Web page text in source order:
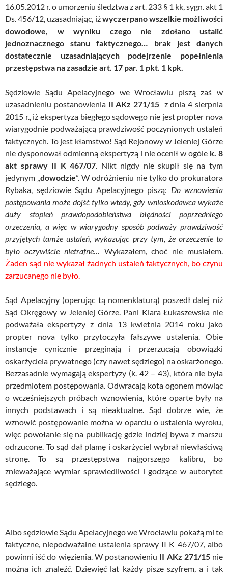
16.05.2012 r. o umorzeniu śledztwa z art. 233 § 1 kk, sygn. akt 1
Ds. 456/12, uzasadniając, iżwyczerpano wszelkie możliwości
dowodowe, w wyniku czego nie zdołano ustalić
jednoznacznego stanu faktycznego… brak jest danych
dostatecznie uzasadniających podejrzenie popełnienia
przestępstwa na zasadzie art. 17 par. 1 pkt. 1 kpk.
Sędziowie Sądu Apelacyjnego we Wrocławiu piszą zaś w
uzasadnieniu postanowienia II AKz 271/15 z dnia 4 sierpnia
2015 r., iż ekspertyza biegłego sądowego nie jest propter nova
wiarygodnie podważającą prawdziwość poczynionych ustaleń
faktycznych. To jest kłamstwo! Sąd Rejonowy w Jeleniej Górze
nie dysponował odmienną ekspertyząi nie ocenił w ogóle k. 8
akt sprawy II K 467/07. Nikt nigdy nie skupił się na tym
jedynym „dowodzie”. W odróżnieniu nie tylko do prokuratora
Rybaka, sędziowie Sądu Apelacyjnego piszą: Do wznowienia
postępowania może dojść tylko wtedy, gdy wnioskodawca wykaże
duży stopień prawdopodobieństwa błędności poprzedniego
orzeczenia, a więc w wiarygodny sposób podważy prawdziwość
przyjętych tamże ustaleń, wykazując przy tym, że orzeczenie to
było oczywiście nietrafne… Wykazałem, choć nie musiałem.
Żaden sąd nie wykazał żadnych ustaleń faktycznych, bo czynu
zarzucanego nie było.
Sąd Apelacyjny (operując tą nomenklaturą) poszedł dalej niż
Sąd Okręgowy w Jeleniej Górze. Pani Klara Łukaszewska nie
podważała ekspertyzy z dnia 13 kwietnia 2014 roku jako
propter nova tylko przytoczyła fałszywe ustalenia. Obie
instancje cynicznie przeginają i przerzucają obowiązki
oskarżyciela prywatnego (czy nawet sędziego) na oskarżonego.
Bezzasadnie wymagają ekspertyzy (k. 42 – 43), która nie była
przedmiotem postępowania. Odwracają kota ogonem mówiąc
o wcześniejszych próbach wznowienia, które oparte były na
innych podstawach i są nieaktualne. Sąd dobrze wie, że
wznowić postępowanie można w oparciu o ustalenia wyroku,
więc powołanie się na publikację gdzie indziej bywa z marszu
odrzucone. To sąd dał plamę i oskarżyciel wybrał niewłaściwą
stronę. To są przestępstwa najgorszego kalibru, bo
znieważające wymiar sprawiedliwości i godzące w autorytet
sędziego.
Albo sędziowie Sądu Apelacyjnego we Wrocławiu pokażą mi te
faktyczne, niepodważalne ustalenia sprawy II K 467/07, albo
powinni iść do więzienia. W postanowieniu II AKz 271/15nie
można ich znaleźć. Dziewięć lat każdy pisze szyfrem, a i tak